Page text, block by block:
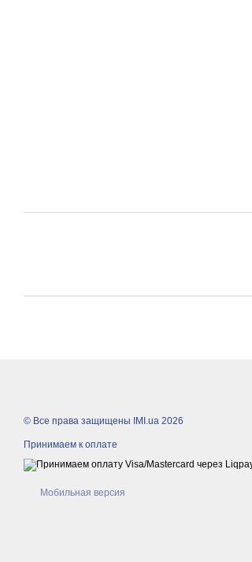
© Все права защищены IMI.ua 2026
Принимаем к оплате
Мобильная версия